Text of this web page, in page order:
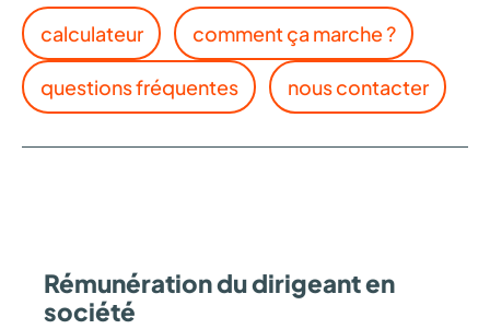
calculateur comment ça marche ?
questions fréquentes nous contacter
Rémunération du dirigeant en
société